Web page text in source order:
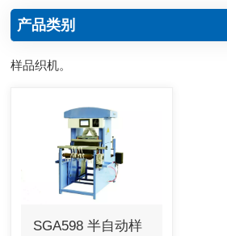
产品类别
样品织机。
SGA598 半自动样